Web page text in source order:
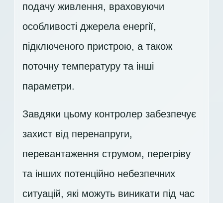
подачу живлення, враховуючи
особливості джерела енергії,
підключеного пристрою, а також
поточну температуру та інші
параметри.
Завдяки цьому контролер забезпечує
захист від перенапруги,
перевантаження струмом, перегріву
та інших потенційно небезпечних
ситуацій, які можуть виникати під час